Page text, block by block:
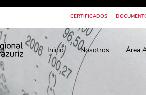
CERTIFICADOS
Inicio Nosotros Área